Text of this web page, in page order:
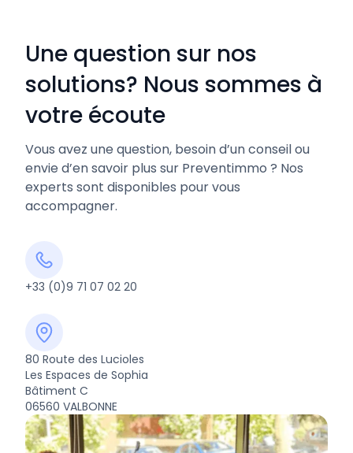
Une question sur nos
solutions? Nous sommes à
votre écoute
Vous avez une question, besoin d’un conseil ou
envie d’en savoir plus sur Preventimmo ? Nos
experts sont disponibles pour vous
accompagner.
+33 (0)9 71 07 02 20
80 Route des Lucioles
Les Espaces de Sophia
Bâtiment C
06560 VALBONNE